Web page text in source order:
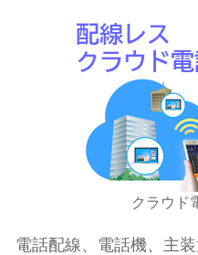
クラウド
電話配線、電話機、主